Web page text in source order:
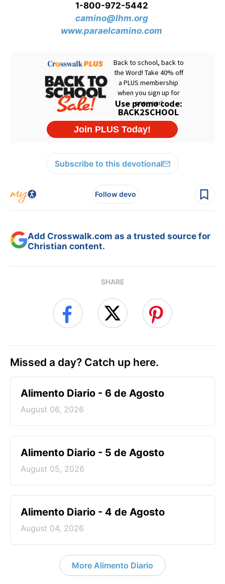
1-800-972-5442
camino@lhm.org
www.paraelcamino.com
Subscribe to this devotional
Follow devo
Add Crosswalk.com as a trusted source for
Christian content.
SHARE
Missed a day? Catch up here.
Alimento Diario - 6 de Agosto
August 06, 2026
Alimento Diario - 5 de Agosto
August 05, 2026
Alimento Diario - 4 de Agosto
August 04, 2026
More Alimento Diario